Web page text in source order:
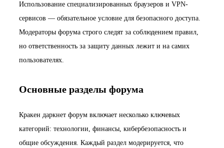
Использование специализированных браузеров и VPN-
сервисов — обязательное условие для безопасного доступа.
Модераторы форума строго следят за соблюдением правил,
но ответственность за защиту данных лежит и на самих
пользователях.
Основные разделы форума
Кракен даркнет форум включает несколько ключевых
категорий: технологии, финансы, кибербезопасность и
общие обсуждения. Каждый раздел модерируется, что